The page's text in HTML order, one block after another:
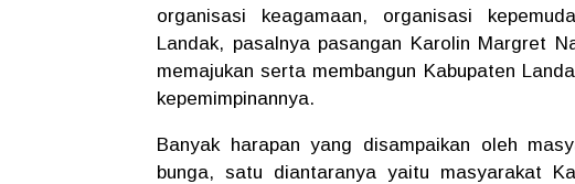
organisasi keagamaan, organisasi
Landak, pasalnya pasangan Karolin Margret
memajukan serta membangun Kabupaten
kepemimpinannya.
Banyak harapan yang disampaikan oleh
bunga, satu diantaranya yaitu masyarakat